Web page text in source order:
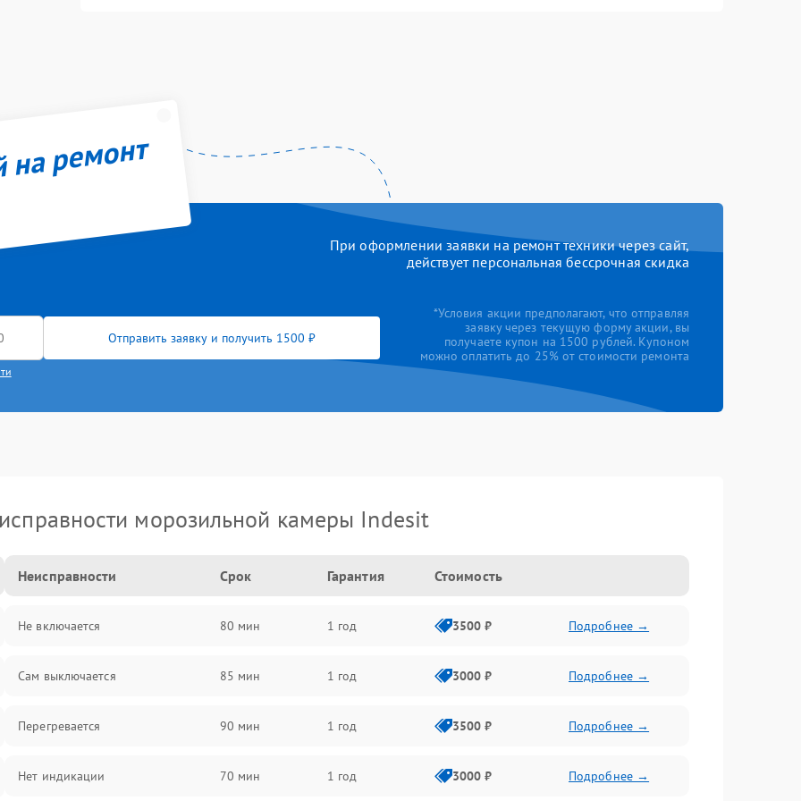
ремонт
При оформлении заявки на ремонт техники через сайт,
действует персональная бессрочная скидка
Отправить заявку и получить 1500 ₽
*Условия акции предполагают, что отправляя
заявку через текущую форму акции, вы
получаете купон на 1500 рублей. Купоном
можно оплатить до 25% от стоимости ремонта
морозильной камеры Indesit
Неисправности Срок Гарантия Стоимость
Не включается 80 мин 1 год 3500 ₽ Подробнее →
Сам выключается 85 мин 1 год 3000 ₽ Подробнее →
Перегревается 90 мин 1 год 3500 ₽ Подробнее →
Нет индикации 70 мин 1 год 3000 ₽ Подробнее →